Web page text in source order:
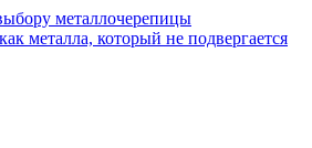
металлочерепицы
металла, который не подвергается